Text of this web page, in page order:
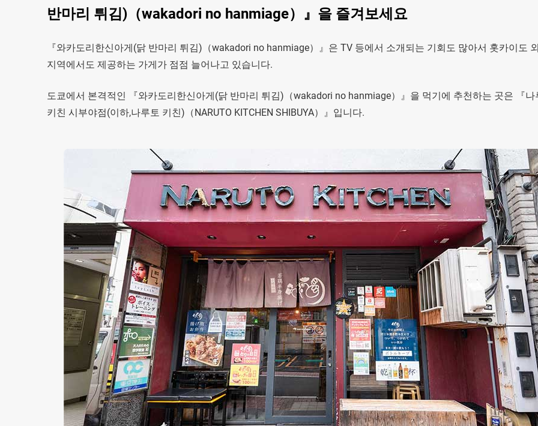
반마리 튀김)（wakadori no hanmiage）』을 즐겨보세요
『와카도리한신아게(닭 반마리 튀김)（wakadori no hanmiage）』은 TV 등에서 소개되는 기회도 많아서 홋카이도
지역에서도 제공하는 가게가 점점 늘어나고 있습니다.
도쿄에서 본격적인 『와카도리한신아게(닭 반마리 튀김)（wakadori no hanmiage）』을 먹기에 추천하는 곳은 『나
키친 시부야점(이하,나루토 키친)（NARUTO KITCHEN SHIBUYA）』입니다.